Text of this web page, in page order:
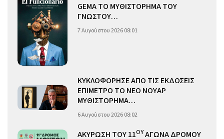
GEMA ΤΟ ΜΥΘΙΣΤΟΡΗΜΑ ΤΟΥ
ΓΝΩΣΤΟΥ…
7 Αυγούστου 2026 08:01
ΚΥΚΛΟΦΟΡΗΣΕ ΑΠΟ ΤΙΣ ΕΚΔΟΣΕΙΣ
ΕΠΙΜΕΤΡΟ ΤΟ ΝΕΟ ΝΟΥΑΡ
ΜΥΘΙΣΤΟΡΗΜΑ…
6 Αυγούστου 2026 08:02
ΑΚΥΡΩΣΗ ΤΟΥ 11ΟΥΑΓΩΝΑ ΔΡΟΜΟΥ